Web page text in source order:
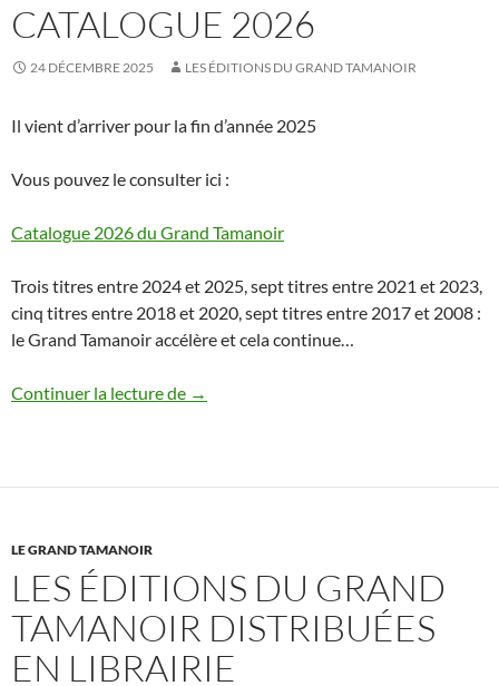
CATALOGUE 2026
24 DÉCEMBRE 2025 LES ÉDITIONS DU GRAND TAMANOIR
Il vient d’arriver pour la fin d’année 2025
Vous pouvez le consulter ici :
Catalogue 2026 du Grand Tamanoir
Trois titres entre 2024 et 2025, sept titres entre 2021 et 2023,
cinq titres entre 2018 et 2020, sept titres entre 2017 et 2008 :
le Grand Tamanoir accélère et cela continue…
Continuer la lecture de Catalogue 2026
→
LE GRAND TAMANOIR
LES ÉDITIONS DU GRAND
TAMANOIR DISTRIBUÉES
EN LIBRAIRIE